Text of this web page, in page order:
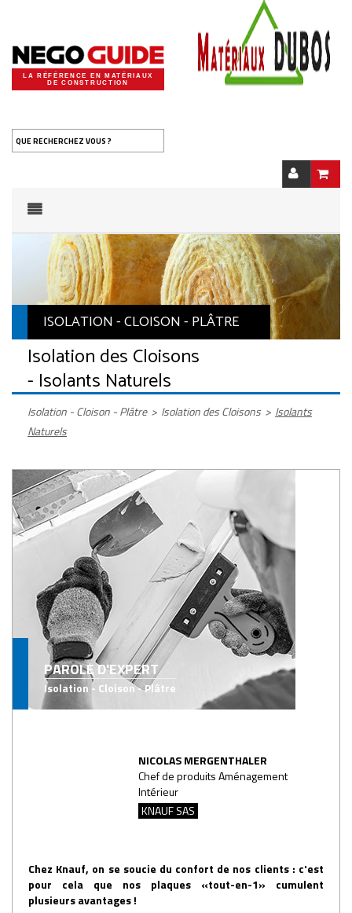
LA RÉFÉRENCE EN MATÉRIAUX
DE CONSTRUCTION
QUE RECHERCHEZ VOUS ?
ISOLATION - CLOISON - PLÂTRE
Isolation des Cloisons
- Isolants Naturels
Isolation - Cloison - Plâtre > Isolation des Cloisons > Isolants
Naturels
PAROLE D'EXPERT
Isolation - Cloison - Plâtre
NICOLAS MERGENTHALER
Chef de produits Aménagement
Intérieur
KNAUF SAS
Chez Knauf, on se soucie du confort de nos clients : c'est
pour cela que nos plaques «tout-en-1» cumulent
plusieurs avantages !